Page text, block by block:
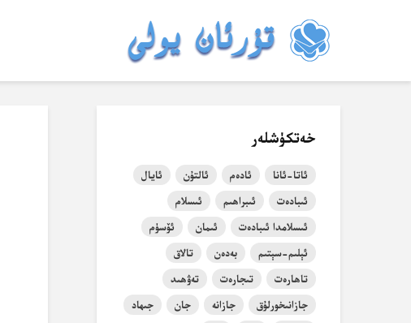
خەتكۈشلەر
ئاتا-ئانا ئادەم ئالتۇن
ئايال
ئىبادەت
ئىبراھىم
ئىسلام
ئىسلامدا ئىبادەت
ئىمان
ئۆسۈم
ئېلىم-سېتىم
بەدەن
تالاق
تاھارەت
تىجارەت
تەۋھىد
جازانىخورلۇق
جازانە جان
جىھاد